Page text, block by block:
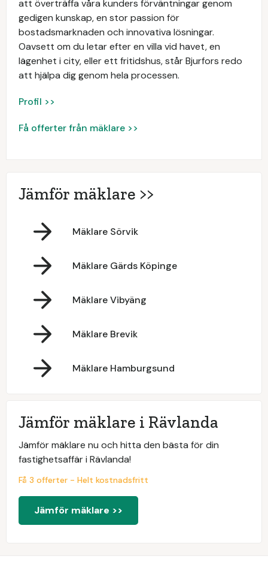
att överträffa våra kunders förväntningar genom
gedigen kunskap, en stor passion för
bostadsmarknaden och innovativa lösningar.
Oavsett om du letar efter en villa vid havet, en
lägenhet i city, eller ett fritidshus, står Bjurfors redo
att hjälpa dig genom hela processen.
Profil >>
Få offerter från mäklare >>
Jämför mäklare >>
Mäklare Sörvik
Mäklare Gärds Köpinge
Mäklare Vibyäng
Mäklare Brevik
Mäklare Hamburgsund
Jämför mäklare i Rävlanda
Jämför mäklare nu och hitta den bästa för din
fastighetsaffär i Rävlanda!
Få 3 offerter - Helt kostnadsfritt
Jämför mäklare >>